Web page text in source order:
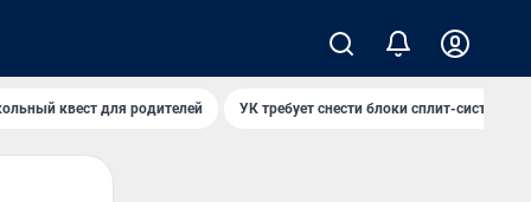
квест для родителей УК требует снести блоки сплит-систем